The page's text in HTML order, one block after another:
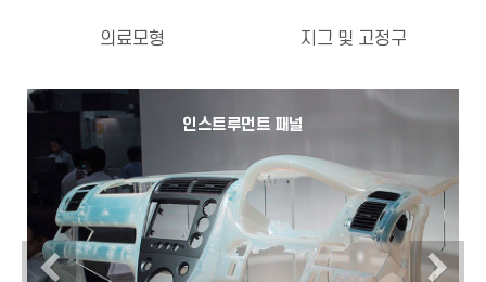
의료모형 지그 및 고정구
인스트루먼트 패널
Previous